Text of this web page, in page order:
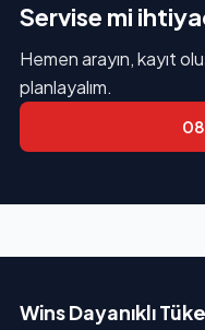
Servise mi
Hemen arayın, kayıt
planlayalım.
Wins Dayanıklı